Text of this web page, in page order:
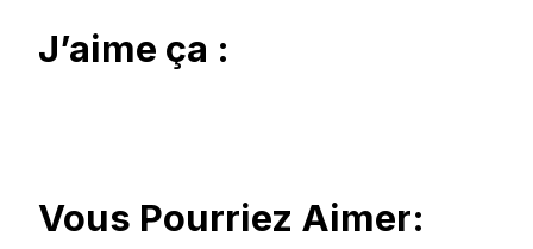
J’aime ça :
Vous Pourriez Aimer: